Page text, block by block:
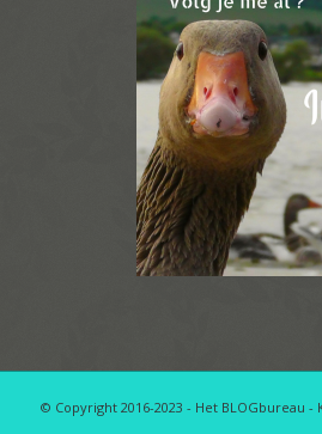
© Copyright 2016-2023 - Het BLOGbureau -